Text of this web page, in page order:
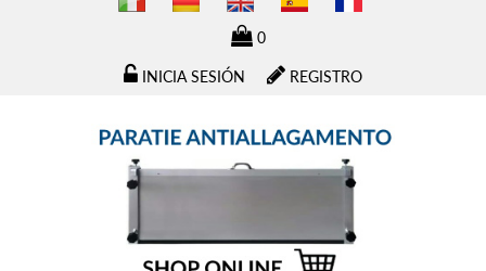
0
REGISTRO
INICIA SESIÓN